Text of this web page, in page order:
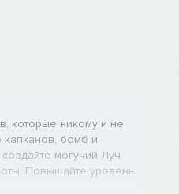
которые никому и не
капканов, бомб и
могучий Луч
Повышайте уровень